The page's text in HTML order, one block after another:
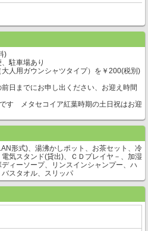
)
駐車場あり
人用ガウンシャツタイプ）を￥200(税別)
日までにお申し出ください、お迎え時間
す メタセコイア紅葉時期の土日祝はお迎
形式)、湯沸かしポット、お茶セット、冷
気スタンド(貸出)、ＣＤプレイヤ－、加湿
ィーソープ、リンスインシャンプー、ハ
スタオル、スリッパ